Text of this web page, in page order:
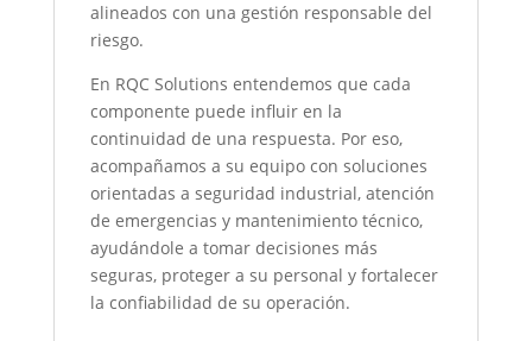
alineados con una gestión responsable del
riesgo.
En RQC Solutions entendemos que cada
componente puede influir en la
continuidad de una respuesta. Por eso,
acompañamos a su equipo con soluciones
orientadas a seguridad industrial, atención
de emergencias y mantenimiento técnico,
ayudándole a tomar decisiones más
seguras, proteger a su personal y fortalecer
la confiabilidad de su operación.